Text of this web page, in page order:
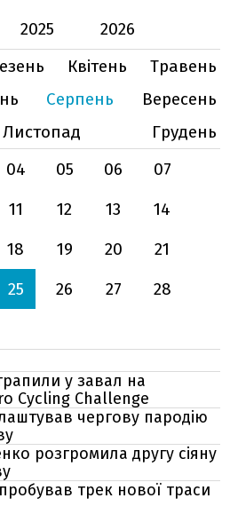
2025 2026
Квітень
Травень
Серпень
Вересень
Листопад
Грудень
04 05 06
07
11 12 13
14
18 19 20
21
25 26 27
28
у завал на
Cycling Challenge
чергову пародію
розгромила другу сіяну
трек нової траси